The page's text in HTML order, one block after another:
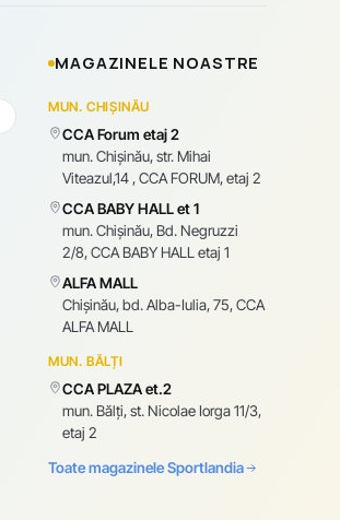
MAGAZINELE NOASTRE
MUN. CHIȘINĂU
CCA Forum etaj 2
mun. Chişinău, str. Mihai
Viteazul,14 , CCA FORUM, etaj 2
CCA BABY HALL et 1
mun. Chişinău, Bd. Negruzzi
2/8, CCA BABY HALL etaj 1
ALFA MALL
Chișinău, bd. Alba-Iulia, 75, CCA
ALFA MALL
MUN. BĂLȚI
CCA PLAZA et.2
mun. Bălți, st. Nicolae Iorga 11/3,
etaj 2
Toate magazinele Sportlandia